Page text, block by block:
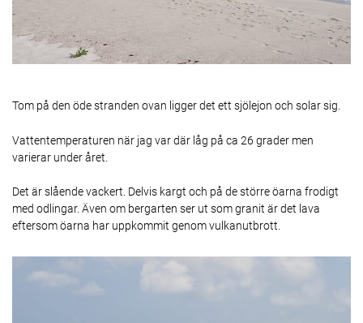
Tom på den öde stranden ovan ligger det ett sjölejon och solar sig.
Vattentemperaturen när jag var där låg på ca 26 grader men
varierar under året.
Det är slående vackert. Delvis kargt och på de större öarna frodigt
med odlingar. Även om bergarten ser ut som granit är det lava
eftersom öarna har uppkommit genom vulkanutbrott.